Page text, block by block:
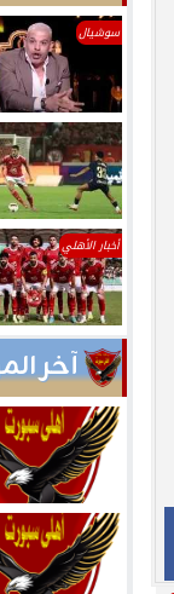
سوشيال
أخبار الأهلي
آخر